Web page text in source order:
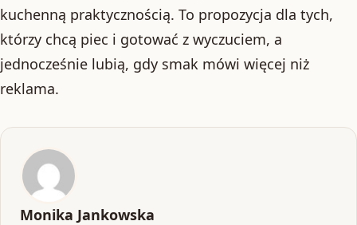
kuchenną praktycznością. To propozycja dla tych,
którzy chcą piec i gotować z wyczuciem, a
jednocześnie lubią, gdy smak mówi więcej niż
reklama.
Monika Jankowska